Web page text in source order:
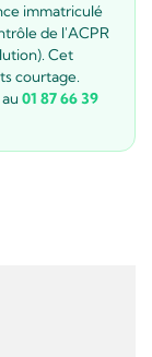
immatriculé
de l'ACPR
Cet
courtage.
01 87 66 39